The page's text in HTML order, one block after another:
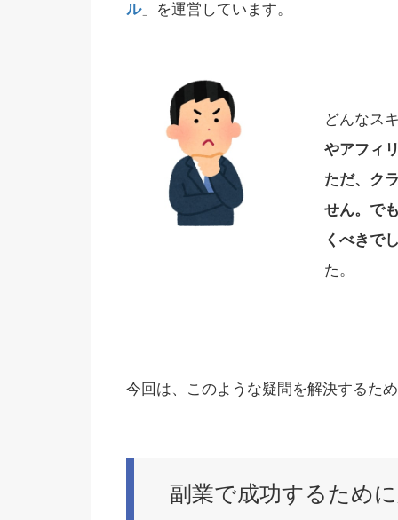
ル」を運営しています。
どんなス
やアフィ
ただ、ク
せん。で
くべきで
た。
今回は、このような疑問を解決するた
副業で成功するため